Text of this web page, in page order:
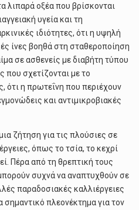
λιπαρά οξέα που βρίσκονται
υγεία και τη
ιδιότητες, ότι η υψηλή
ίνες βοηθά στη σταθεροποίηση
σε ασθενείς με διαβήτη τύπου
που σχετίζονται με το
ότι η πρωτεΐνη που περιέχουν
και αντιμικροβιακές
ζήτηση για τις πλούσιες σε
όπως το τσία, το κεχρί
Πέρα από τη θρεπτική τους
συχνά να αναπτυχθούν σε
παραδοσιακές καλλιέργειες
σημαντικό πλεονέκτημα για τον